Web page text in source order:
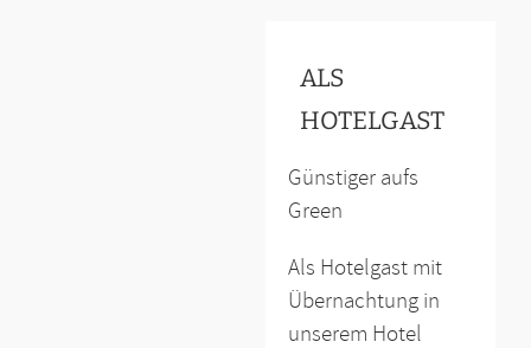
ALS
HOTELGAST
Günstiger aufs
Green
Als Hotelgast mit
Übernachtung in
unserem Hotel